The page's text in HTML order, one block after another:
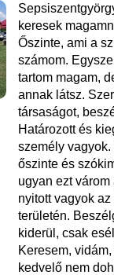
keresek
Őszinte, ami a
számom.
tartom magam,
annak látsz.
társaságot,
Határozott és
személy
őszinte és
ugyan ezt várom
nyitott vagyok
területén.
kiderül, csak
Keresem,
kedvelő nem